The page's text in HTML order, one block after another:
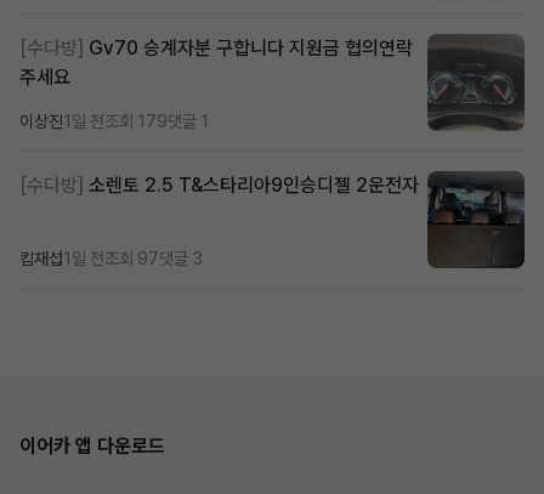
[수다방] Gv70 승계자분 구합니다 지원금 협의연락
주세요
이상진1일 전조회 179댓글 1
[수다방] 소렌토 2.5 T&스타리아9인승디젤 2운전자
킴재섭1일 전조회 97댓글 3
이어카 앱 다운로드